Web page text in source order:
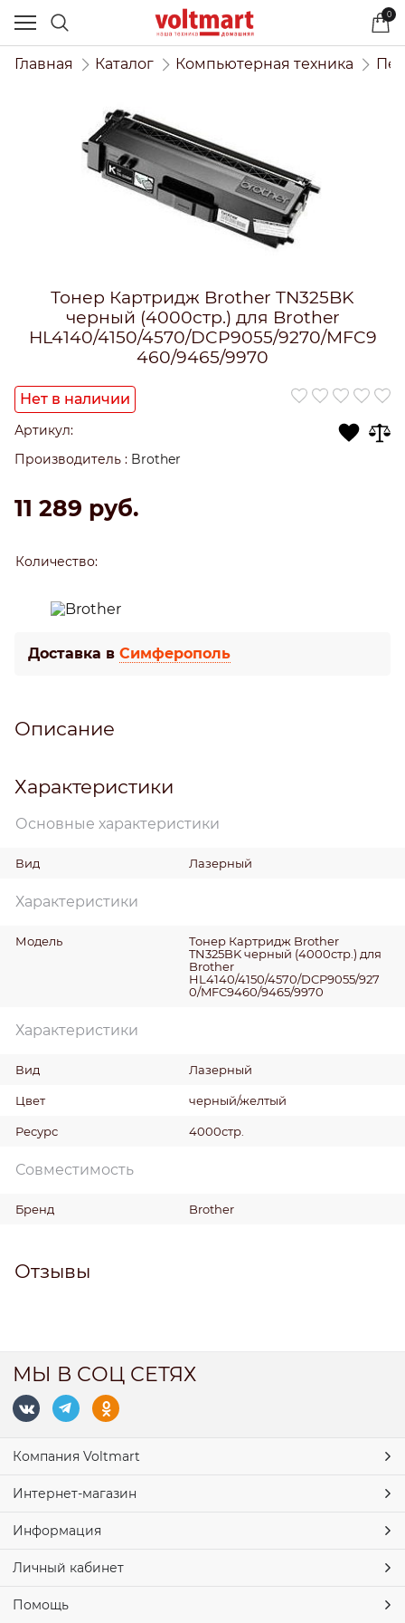
0
Главная Каталог Компьютерная техника
Тонер Картридж Brother TN325BK
черный (4000стр.) для Brother
HL4140/4150/4570/DCP9055/9270/MFC9
460/9465/9970
Нет в наличии
Артикул:
Производитель : Brother
11 289 руб.
Количество:
Доставка в Симферополь
Описание
Характеристики
Основные характеристики
Вид Лазерный
Характеристики
Модель
Тонер Картридж Brother
TN325BK черный (4000стр.) для
Brother
HL4140/4150/4570/DCP9055/927
0/MFC9460/9465/9970
Характеристики
Вид Лазерный
Цвет черный/желтый
Ресурс 4000стр.
Совместимость
Бренд Brother
Отзывы
МЫ В СОЦ СЕТЯХ
Компания Voltmart
Интернет-магазин
Информация
Личный кабинет
Помощь